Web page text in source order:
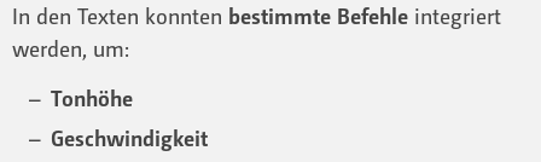
In den Texten konnten bestimmte Befehle integriert
werden, um:
Tonhöhe
Geschwindigkeit